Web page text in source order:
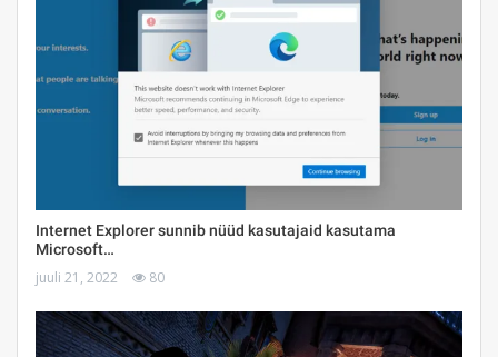
Internet Explorer sunnib nüüd kasutajaid kasutama
Microsoft…
juuli 21, 2022 80